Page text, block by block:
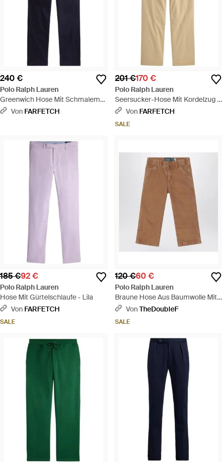
240 €
Polo Ralph Lauren
Greenwich Hose Mit Schmalem
Schnitt - Blau
Von FARFETCH
201 €170 €
Polo Ralph Lauren
Seersucker-Hose Mit Kordelzug -
Natur
Von FARFETCH
SALE
185 €92 €
Polo Ralph Lauren
Hose Mit Gürtelschlaufe - Lila
Von FARFETCH
SALE
120 €60 €
Polo Ralph Lauren
Braune Hose Aus Baumwolle Mit
Vintage-Effekt - Braun
VonTheDoubleF
SALE